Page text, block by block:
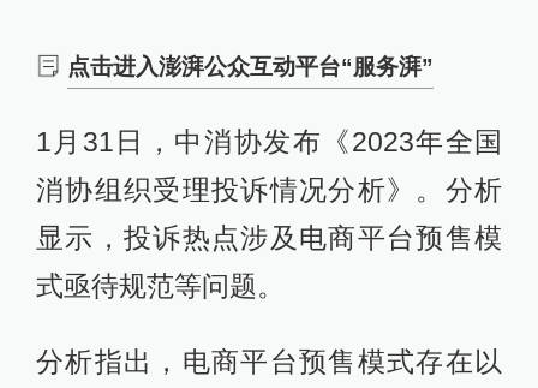
点击进入澎湃公众互动平台“服务湃”
1月31日，中消协发布《2023年全国
消协组织受理投诉情况分析》。分析
显示，投诉热点涉及电商平台预售模
式亟待规范等问题。
分析指出，电商平台预售模式存在以